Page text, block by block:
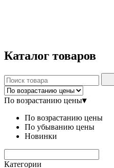
Каталог товаров
По возрастанию цены▾
По возрастанию цены
По убыванию цены
Новинки
Категории